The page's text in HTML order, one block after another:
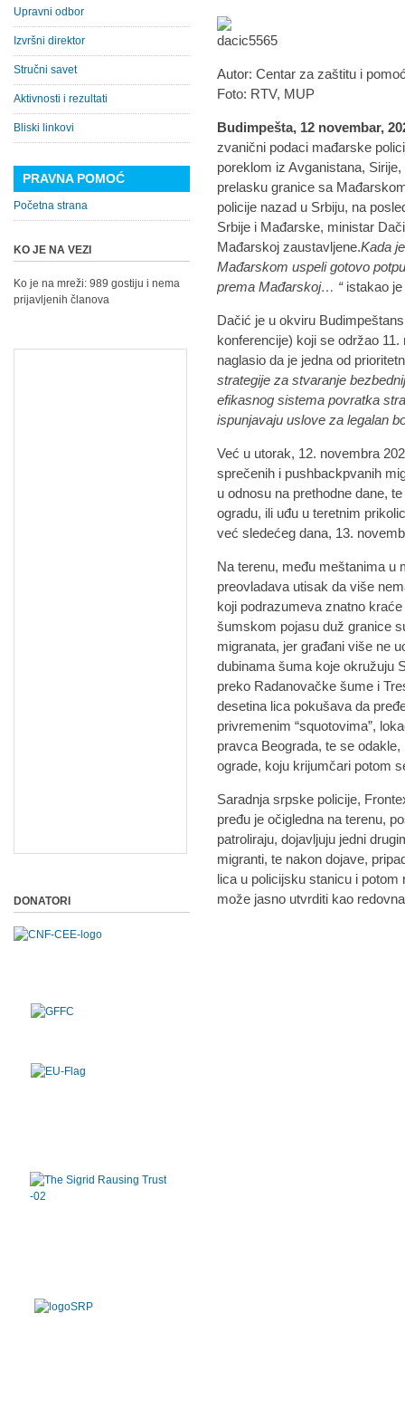
Autor: Centar za zaštitu i
Foto: RTV, MUP
Budimpešta, 12 novembar,
zvanični podaci mađarske
poreklom iz Avganistana,
prelasku granice sa
policije nazad u Srbiju, na
Srbije i Mađarske, ministar
Mađarskoj zaustavljene.Kada
Mađarskom uspeli gotovo
prema Mađarskoj… “istakao je
Dačić je u okviru
konferencije) koji se održao
naglasio da je jedna od
strategije za stvaranje
efikasnog sistema povratka
ispunjavaju uslove za legalan
Već u utorak, 12. novembra
sprečenih i pushbackpvanih
u odnosu na prethodne dane,
ogradu, ili uđu u teretnim
već sledećeg dana, 13.
Na terenu, među meštanima
preovladava utisak da više
koji podrazumeva znatno
šumskom pojasu duž granice
migranata, jer građani više ne
dubinama šuma koje okružuju
preko Radanovačke šume i
desetina lica pokušava da
privremenim “squotovima”,
pravca Beograda, te se
ograde, koju krijumčari potom
Saradnja srpske policije,
pređu je očigledna na terenu,
patroliraju, dojavljuju jedni
migranti, te nakon dojave,
lica u policijsku stanicu i
može jasno utvrditi kao
Upravni odbor
Izvršni direktor
Stručni savet
Aktivnosti i rezultati
Bliski linkovi
PRAVNA POMOĆ
Početna strana
KO JE NA VEZI
Ko je na mreži: 989 gostiju i nema
prijavljenih članova
DONATORI